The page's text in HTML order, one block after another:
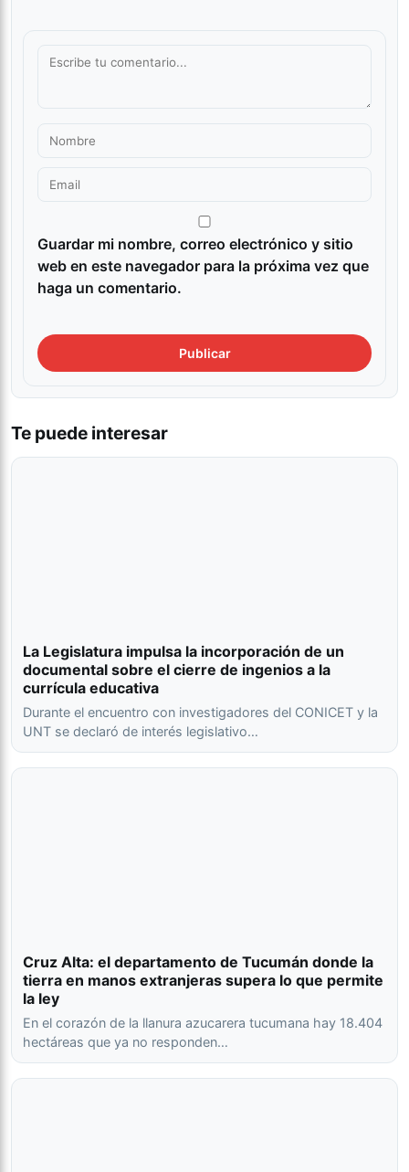
Guardar mi nombre, correo electrónico y sitio
web en este navegador para la próxima vez que
haga un comentario.
Te puede interesar
La Legislatura impulsa la incorporación de un
documental sobre el cierre de ingenios a la
currícula educativa
Durante el encuentro con investigadores del CONICET y la
UNT se declaró de interés legislativo…
Cruz Alta: el departamento de Tucumán donde la
tierra en manos extranjeras supera lo que permite
la ley
En el corazón de la llanura azucarera tucumana hay 18.404
hectáreas que ya no responden…